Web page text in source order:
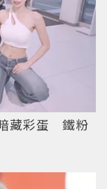
藏彩蛋 鐵粉